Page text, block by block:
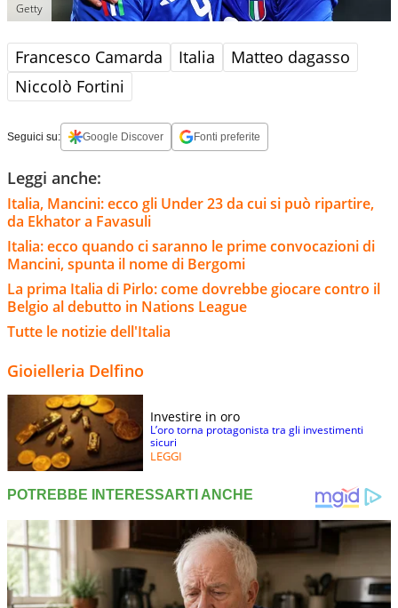
Getty
Francesco Camarda Italia
Matteo dagasso
Niccolò Fortini
Seguici su: Google Discover Fonti preferite
Leggi anche:
Italia, Mancini: ecco gli Under 23 da cui si può ripartire,
da Ekhator a Favasuli
Italia: ecco quando ci saranno le prime convocazioni di
Mancini, spunta il nome di Bergomi
La prima Italia di Pirlo: come dovrebbe giocare contro il
Belgio al debutto in Nations League
Tutte le notizie dell'Italia
Gioielleria Delfino
Investire in oro
L’oro torna protagonista tra gli investimenti
sicuri
LEGGI